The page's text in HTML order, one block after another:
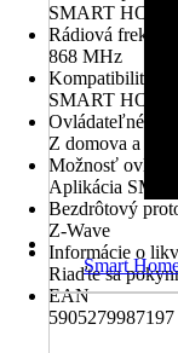
SMART HOME
Rádiová
868 MHz
Kompatibilita
SMART HOME
Ovládateľné
Z domova a
Možnosť
Aplikácia
Bezdrôtový
Z-Wave
Informácie o
Riaďte sa
EAN
5905279987197
Smart